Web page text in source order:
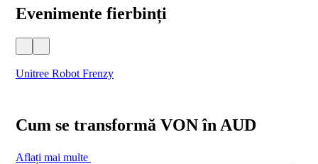
Evenimente fierbinți
Unitree Robot Frenzy
Cum se transformă VON în AUD
Aflați mai multe